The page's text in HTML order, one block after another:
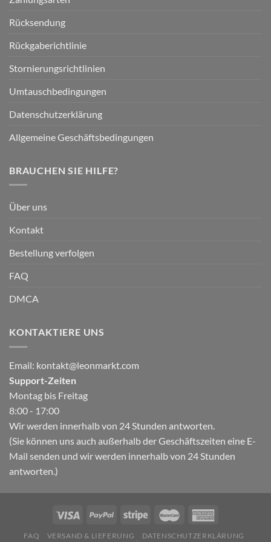
Rücksendung
Rückgaberichtlinie
Stornierungsrichtlinien
Umtauschbedingungen
Datenschutzerklärung
Allgemeine Geschäftsbedingungen
BRAUCHEN SIE HILFE?
Über uns
Kontakt
Bestellung verfolgen
FAQ
DMCA
KONTAKTIERE UNS
Email: kontakt@leonmarkt.com
Support-Zeiten
Montag bis Freitag
8:00 - 17:00
Wir werden innerhalb von 24 Stunden antworten.
(Sie können uns auch außerhalb der Geschäftszeiten eine E-
Mail senden und wir werden innerhalb von 24 Stunden
antworten.)
FAQ VERSAND & LIEFERUNG
DATENSCHUTZERKLÄRUNG